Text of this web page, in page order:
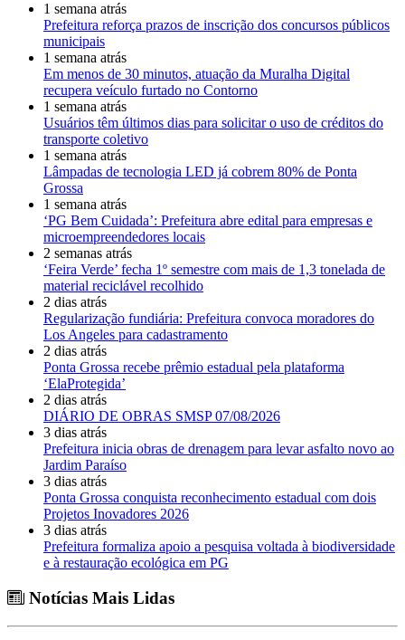
1 semana atrás
Prefeitura reforça prazos de inscrição dos concursos públicos
municipais
1 semana atrás
Em menos de 30 minutos, atuação da Muralha Digital
recupera veículo furtado no Contorno
1 semana atrás
Usuários têm últimos dias para solicitar o uso de créditos do
transporte coletivo
1 semana atrás
Lâmpadas de tecnologia LED já cobrem 80% de Ponta
Grossa
1 semana atrás
‘PG Bem Cuidada’: Prefeitura abre edital para empresas e
microempreendedores locais
2 semanas atrás
‘Feira Verde’ fecha 1º semestre com mais de 1,3 tonelada de
material reciclável recolhido
2 dias atrás
Regularização fundiária: Prefeitura convoca moradores do
Los Angeles para cadastramento
2 dias atrás
Ponta Grossa recebe prêmio estadual pela plataforma
‘ElaProtegida’
2 dias atrás
DIÁRIO DE OBRAS SMSP 07/08/2026
3 dias atrás
Prefeitura inicia obras de drenagem para levar asfalto novo ao
Jardim Paraíso
3 dias atrás
Ponta Grossa conquista reconhecimento estadual com dois
Projetos Inovadores 2026
3 dias atrás
Prefeitura formaliza apoio a pesquisa voltada à biodiversidade
e à restauração ecológica em PG
Notícias Mais Lidas